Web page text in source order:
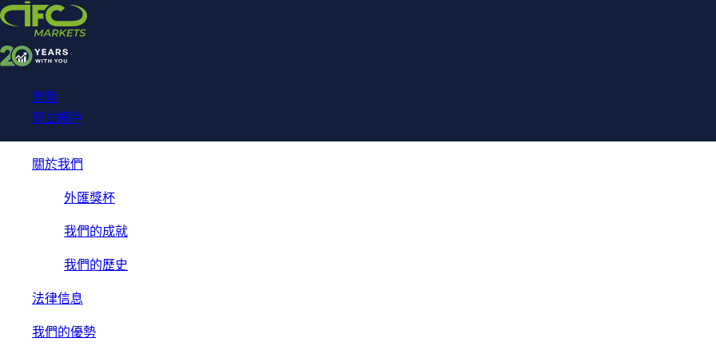
NetTradeX for IFC Markets
Trading App
登陸
開立帳戶
關於我們
外匯獎杯
我們的成就
我們的歷史
法律信息
我們的優勢